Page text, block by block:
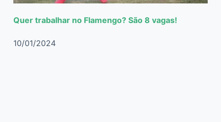
Quer trabalhar no Flamengo? São 8 vagas!
10/01/2024